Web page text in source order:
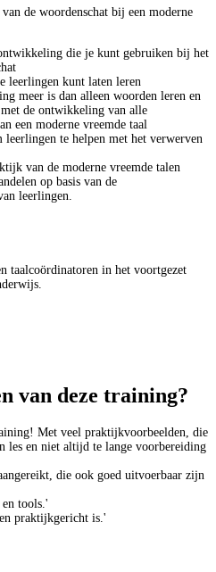
de woordenschat bij een moderne
die je kunt gebruiken bij het
leerlingen kunt laten leren
meer is dan alleen woorden leren en
de ontwikkeling van alle
een moderne vreemde taal
leerlingen te helpen met het verwerven
van de moderne vreemde talen
op basis van de
leerlingen.
taalcoördinatoren in het voortgezet
van deze training?
Met veel praktijkvoorbeelden, die
les en niet altijd te lange voorbereiding
die ook goed uitvoerbaar zijn
tools.'
praktijkgericht is.'